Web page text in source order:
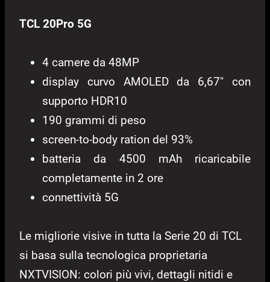
TCL 20Pro 5G
4 camere da 48MP
display curvo AMOLED da 6,67″ con
supporto HDR10
190 grammi di peso
screen-to-body ration del 93%
batteria da 4500 mAh ricaricabile
completamente in 2 ore
connettività 5G
Le migliorie visive in tutta la Serie 20 di TCL
si basa sulla tecnologica proprietaria
NXTVISION: colori più vivi, dettagli nitidi e